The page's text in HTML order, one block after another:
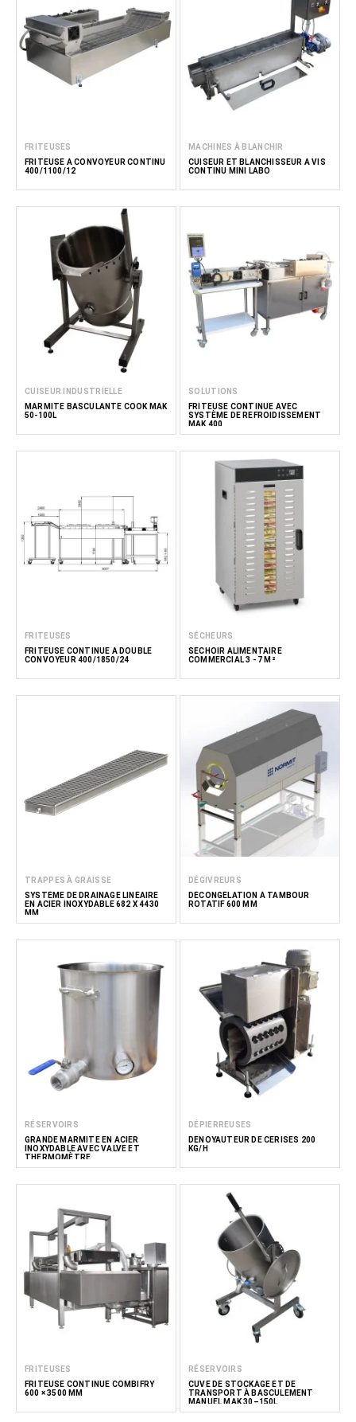
FRITEUSES
FRITEUSE À CONVOYEUR CONTINU
400/1100/12
MACHINES À BLANCHIR
CUISEUR ET BLANCHISSEUR À VIS
CONTINU MINI LABO
CUISEUR INDUSTRIELLE
MARMITE BASCULANTE COOK MAK
50-100L
SOLUTIONS
FRITEUSE CONTINUE AVEC
SYSTÈME DE REFROIDISSEMENT
MAK 400
FRITEUSES
FRITEUSE CONTINUE À DOUBLE
CONVOYEUR 400/1850/24
SÉCHEURS
SÉCHOIR ALIMENTAIRE
COMMERCIAL 3 - 7 M²
TRAPPES À GRAISSE
SYSTÈME DE DRAINAGE LINÉAIRE
EN ACIER INOXYDABLE 682 X 4430
MM
DÉGIVREURS
DÉCONGÉLATION À TAMBOUR
ROTATIF 600 MM
RÉSERVOIRS
GRANDE MARMITE EN ACIER
INOXYDABLE AVEC VALVE ET
THERMOMÈTRE
DÉPIERREUSES
DÉNOYAUTEUR DE CERISES 200
KG/H
FRITEUSES
FRITEUSE CONTINUE COMBIFRY
600 × 3500 MM
RÉSERVOIRS
CUVE DE STOCKAGE ET DE
TRANSPORT À BASCULEMENT
MANUEL MAK 30–150L